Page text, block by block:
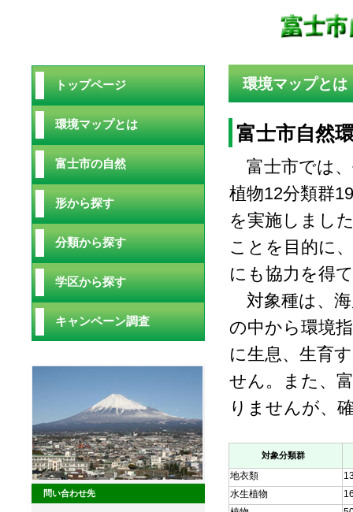
環境マップとは
富士市自然
富士市では、
植物12分類群
を実施しまし
ことを目的に
にも協力を得
対象種は、海
の中から環境
に生息、生育
せん。また、
りませんが、
対象分類群
地衣類
水生植物
トップページ
環境マップとは
富士市の自然
形から探す
分類から探す
学区から探す
キャンペーン調査
問い合わせ先